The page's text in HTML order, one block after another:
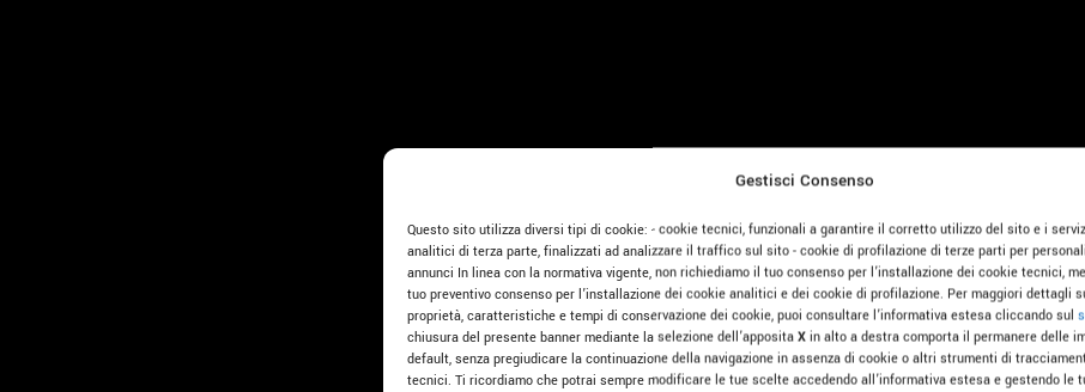
Gestisci Consenso
Questo sito utilizza diversi tipi di cookie: - cookie tecnici, funzionali a garantire il corretto utilizzo del sito e i
analitici di terza parte, finalizzati ad analizzare il traffico sul sito - cookie di profilazione di terze parti per
annunci In linea con la normativa vigente, non richiediamo il tuo consenso per l’installazione dei cookie tecnici,
tuo preventivo consenso per l’installazione dei cookie analitici e dei cookie di profilazione. Per maggiori dettagli
proprietà, caratteristiche e tempi di conservazione dei cookie, puoi consultare l’informativa estesa cliccando sul
chiusura del presente banner mediante la selezione dell’apposita X in alto a destra comporta il permanere delle
default, senza pregiudicare la continuazione della navigazione in assenza di cookie o altri strumenti di
tecnici. Ti ricordiamo che potrai sempre modificare le tue scelte accedendo all’informativa estesa e gestendo le